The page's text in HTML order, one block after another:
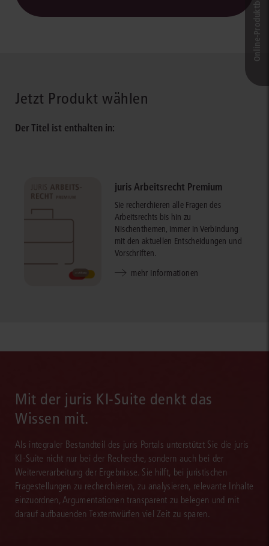
Jetzt Produkt wählen
Der Titel ist enthalten in:
juris Arbeitsrecht Premium
Sie recherchieren alle Fragen des
Arbeitsrechts bis hin zu
Nischenthemen, immer in Verbindung
mit den aktuellen Entscheidungen und
Vorschriften.
mehr Informationen
Mit der juris KI-Suite denkt das
Wissen mit.
Als integraler Bestandteil des juris Portals unterstützt Sie die juris
KI-Suite nicht nur bei der Recherche, sondern auch bei der
Weiterverarbeitung der Ergebnisse. Sie hilft, bei juristischen
Fragestellungen zu recherchieren, zu analysieren, relevante Inhalte
einzuordnen, Argumentationen transparent zu belegen und mit
darauf aufbauenden Textentwürfen viel Zeit zu sparen.
Online-Produkt­berater